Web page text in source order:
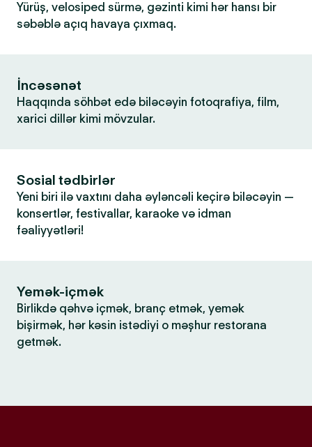
Yürüş, velosiped sürmə, gəzinti kimi hər hansı bir
səbəblə açıq havaya çıxmaq.
İncəsənət
Haqqında söhbət edə biləcəyin fotoqrafiya, film,
xarici dillər kimi mövzular.
Sosial tədbirlər
Yeni biri ilə vaxtını daha əyləncəli keçirə biləcəyin —
konsertlər, festivallar, karaoke və idman
fəaliyyətləri!
Yemək-içmək
Birlikdə qəhvə içmək, branç etmək, yemək
bişirmək, hər kəsin istədiyi o məşhur restorana
getmək.